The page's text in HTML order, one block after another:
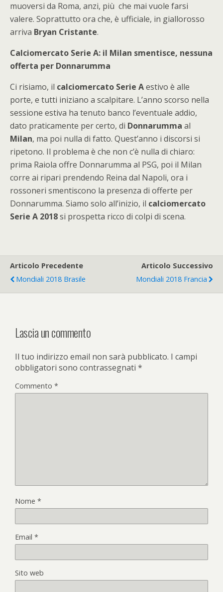
muoversi da Roma, anzi, più che mai vuole farsi
valere. Soprattutto ora che, è ufficiale, in giallorosso
arriva Bryan Cristante.
Calciomercato Serie A: il Milan smentisce, nessuna
offerta per Donnarumma
Ci risiamo, il calciomercato Serie Aestivo è alle
porte, e tutti iniziano a scalpitare. L’anno scorso nella
sessione estiva ha tenuto banco l’eventuale addio,
dato praticamente per certo, di Donnarumma al
Milan, ma poi nulla di fatto. Quest’anno i discorsi si
ripetono. Il problema è che non c’è nulla di chiaro:
prima Raiola offre Donnarumma al PSG, poi il Milan
corre ai ripari prendendo Reina dal Napoli, ora i
rossoneri smentiscono la presenza di offerte per
Donnarumma. Siamo solo all’inizio, il calciomercato
Serie A 2018si prospetta ricco di colpi di scena.
Articolo Precedente
Mondiali 2018 Brasile
Articolo Successivo
Mondiali 2018 Francia
Lascia un commento
Il tuo indirizzo email non sarà pubblicato. I campi
obbligatori sono contrassegnati *
Commento *
Nome *
Email *
Sito web